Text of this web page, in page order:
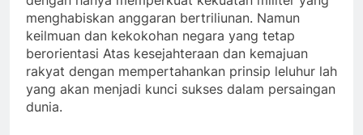
menghabiskan anggaran bertriliunan. Namun
keilmuan dan kekokohan negara yang tetap
berorientasi Atas kesejahteraan dan kemajuan
rakyat dengan mempertahankan prinsip leluhur lah
yang akan menjadi kunci sukses dalam persaingan
dunia.